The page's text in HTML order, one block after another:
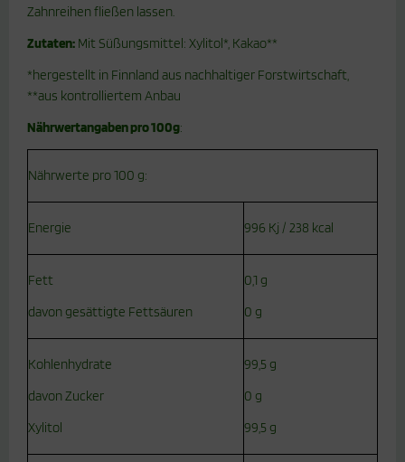
Zahnreihen fließen lassen.
Zutaten: Mit Süßungsmittel: Xylitol*, Kakao**
*hergestellt in Finnland aus nachhaltiger Forstwirtschaft,
**aus kontrolliertem Anbau
Nährwertangaben pro 100g:
Nährwerte pro 100 g:
Energie 996 Kj / 238 kcal
Fett
davon gesättigte Fettsäuren
0,1 g
0 g
Kohlenhydrate
davon Zucker
Xylitol
99,5 g
0 g
99,5 g